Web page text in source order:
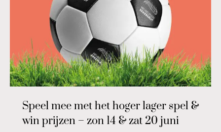
Speel mee met het hoger lager spel &
win prijzen – zon 14 & zat 20 juni